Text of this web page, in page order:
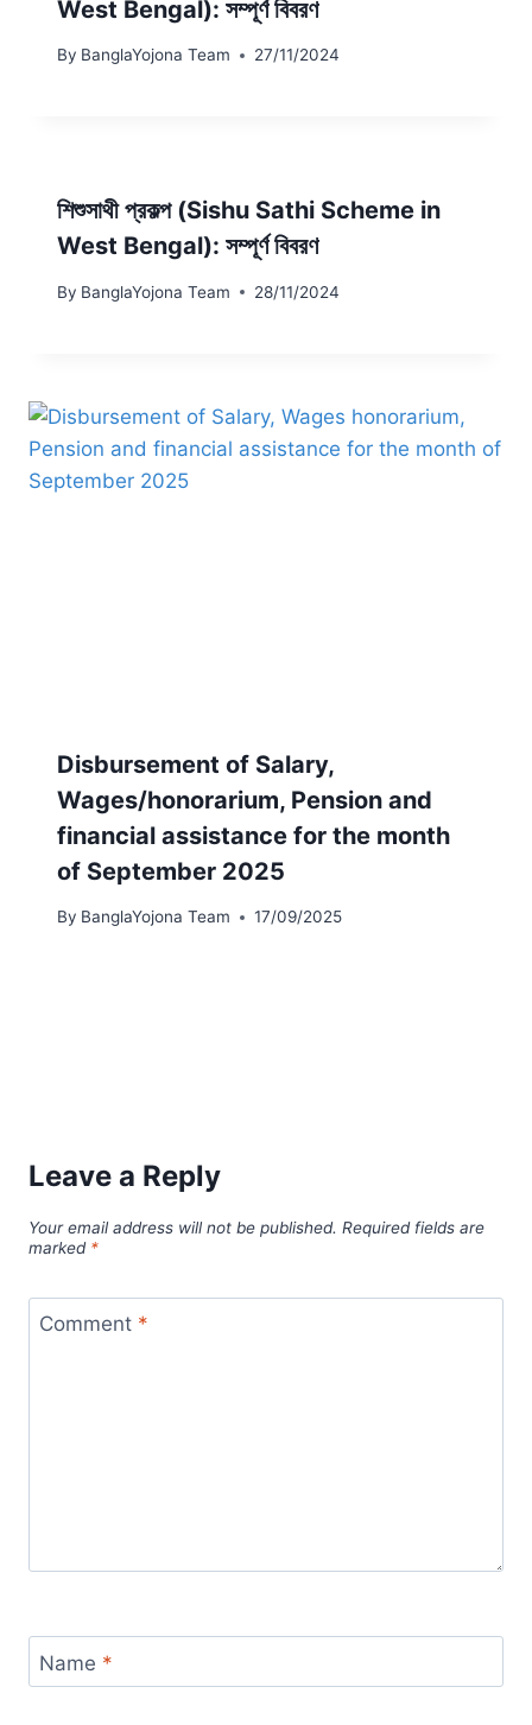
West Bengal): সম্পূর্ণ বিবরণ
By BanglaYojona Team 27/11/2024
শিশুসাথী প্রকল্প (Sishu Sathi Scheme in
West Bengal): সম্পূর্ণ বিবরণ
By BanglaYojona Team 28/11/2024
Disbursement of Salary,
Wages/honorarium, Pension and
financial assistance for the month
of September 2025
By BanglaYojona Team 17/09/2025
Leave a Reply
Your email address will not be published. Required fields are
marked *
Comment *
Name *